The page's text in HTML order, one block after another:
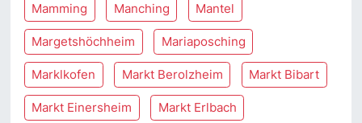
Mamming Manching Mantel
Margetshöchheim Mariaposching
Marklkofen Markt Berolzheim Markt Bibart
Markt Einersheim Markt Erlbach